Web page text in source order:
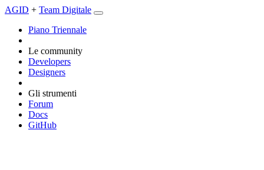
AGID + Team Digitale
Piano Triennale
Le community
Developers
Designers
Gli strumenti
Forum
Docs
GitHub